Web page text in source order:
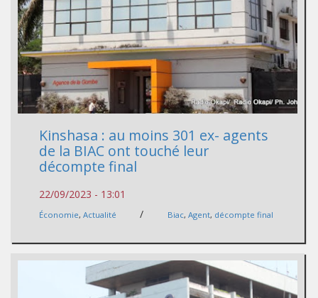
Kinshasa : au moins 301 ex- agents
de la BIAC ont touché leur
décompte final
22/09/2023 - 13:01
Économie, Actualité / Biac, Agent, décompte final